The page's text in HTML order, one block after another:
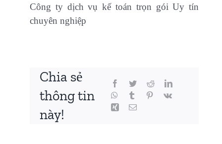
Công ty dịch vụ kế toán trọn gói Uy tín
chuyên nghiệp
Chia sẻ
thông tin
này!